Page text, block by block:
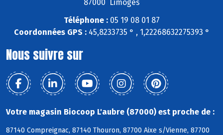
87000 Limoges
Téléphone :05 19 08 01 87
Coordonnées GPS :45,8233735 ° , 1,22268632275393 °
Nous suivre sur
Votre magasin Biocoop L'aubre (87000) est proche de :
87140 Compreignac, 87140 Thouron, 87700 Aixe s/Vienne, 87700